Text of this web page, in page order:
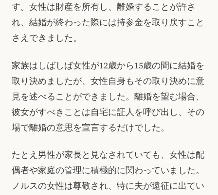
す。女性は財産を所有し、離婚することが許さ
れ、結婚が終わった際には持参金を取り戻すこと
さえできました。
家族はしばしば女性が12歳から15歳の間に結婚を
取り決めましたが、女性自身もその取り決めに意
見を述べることができました。離婚を望む場合、
彼女がすべきことは自宅に証人を呼び出し、その
場で離婚の意思を宣言するだけでした。
たとえ男性が家長と見なされていても、女性は配
偶者や家庭の管理に積極的に関わっていました。
ノルスの女性は尊敬され、特に夫が遠征に出てい